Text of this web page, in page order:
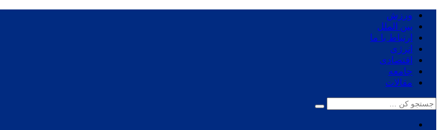
ورزش
بین الملل
ارتباط با ما
انرژی
اقتصادی
جامعه
مقالات